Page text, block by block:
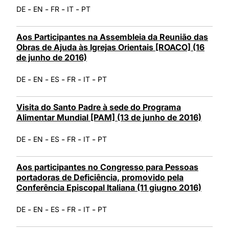
DE - EN - FR - IT - PT
Aos Participantes na Assembleia da Reunião das
Obras de Ajuda às Igrejas Orientais [ROACO] (16
de junho de 2016)
DE - EN - ES - FR - IT - PT
Visita do Santo Padre à sede do Programa
Alimentar Mundial [PAM] (13 de junho de 2016)
DE - EN - ES - FR - IT - PT
Aos participantes no Congresso para Pessoas
portadoras de Deficiência, promovido pela
Conferência Episcopal Italiana (11 giugno 2016)
DE - EN - ES - FR - IT - PT